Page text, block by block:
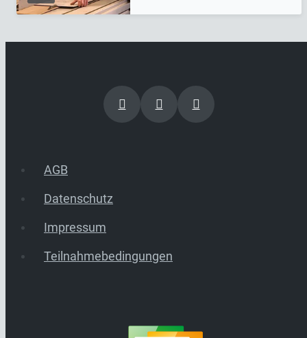
AGB
Datenschutz
Impressum
Teilnahmebedingungen